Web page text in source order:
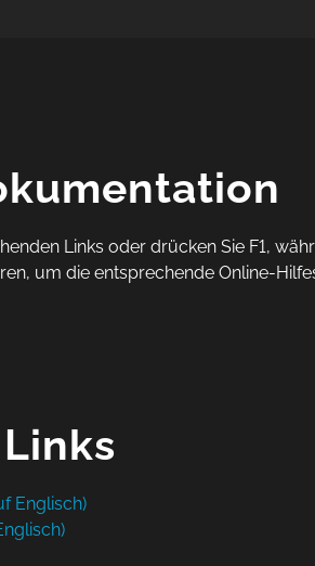
Links oder drücken Sie F1,
um die entsprechende Online-
Englisch)